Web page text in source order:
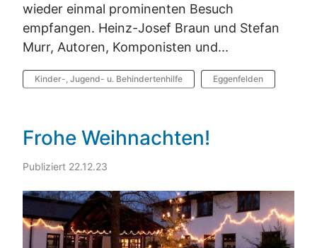
wieder einmal prominenten Besuch
empfangen. Heinz-Josef Braun und Stefan
Murr, Autoren, Komponisten und...
Kinder-, Jugend- u. Behindertenhilfe Eggenfelden
Frohe Weihnachten!
Publiziert 22.12.23